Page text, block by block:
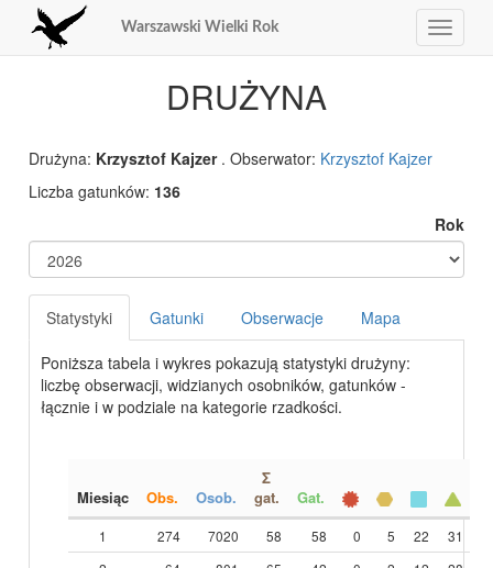
Toggle
Warszawski Wielki Rok
DRUŻYNA
Drużyna: Krzysztof Kajzer . Obserwator: Krzysztof Kajzer
Liczba gatunków: 136
Rok
Statystyki Gatunki Obserwacje Mapa
Poniższa tabela i wykres pokazują statystyki drużyny:
liczbę obserwacji, widzianych osobników, gatunków -
łącznie i w podziale na kategorie rzadkości.
Miesiąc Obs. Osob.
Σ
gat.
Gat.
1 274 7020 58 58 0 5 22
31